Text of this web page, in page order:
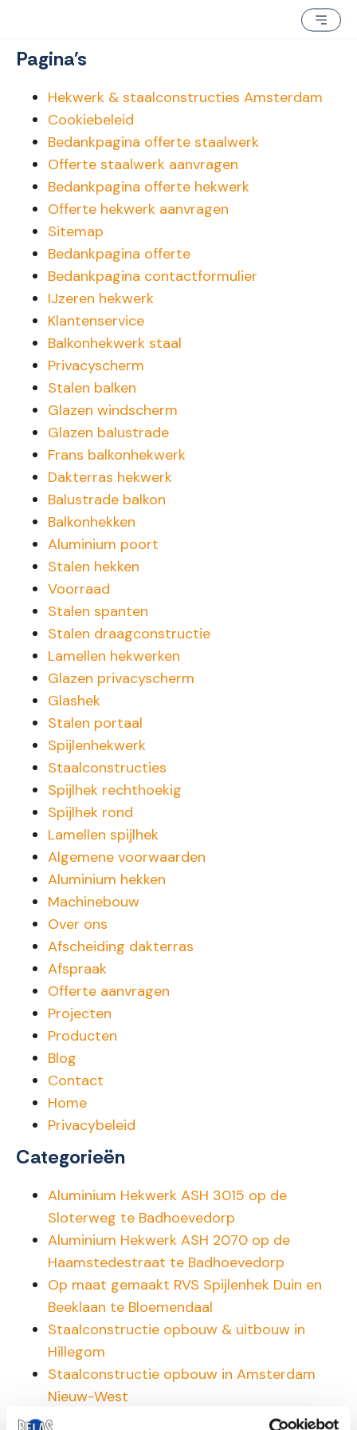
Pagina's
Hekwerk & staalconstructies Amsterdam
Cookiebeleid
Bedankpagina offerte staalwerk
Offerte staalwerk aanvragen
Bedankpagina offerte hekwerk
Offerte hekwerk aanvragen
Sitemap
Bedankpagina offerte
Bedankpagina contactformulier
IJzeren hekwerk
Klantenservice
Balkonhekwerk staal
Privacyscherm
Stalen balken
Glazen windscherm
Glazen balustrade
Frans balkonhekwerk
Dakterras hekwerk
Balustrade balkon
Balkonhekken
Aluminium poort
Stalen hekken
Voorraad
Stalen spanten
Stalen draagconstructie
Lamellen hekwerken
Glazen privacyscherm
Glashek
Stalen portaal
Spijlenhekwerk
Staalconstructies
Spijlhek rechthoekig
Spijlhek rond
Lamellen spijlhek
Algemene voorwaarden
Aluminium hekken
Machinebouw
Over ons
Afscheiding dakterras
Afspraak
Offerte aanvragen
Projecten
Producten
Blog
Contact
Home
Privacybeleid
Categorieën
Aluminium Hekwerk ASH 3015 op de
Sloterweg te Badhoevedorp
Aluminium Hekwerk ASH 2070 op de
Haamstedestraat te Badhoevedorp
Op maat gemaakt RVS Spijlenhek Duin en
Beeklaan te Bloemendaal
Staalconstructie opbouw & uitbouw in
Hillegom
Staalconstructie opbouw in Amsterdam
Nieuw-West
Staalconstructie uitbouw Leiderdorp